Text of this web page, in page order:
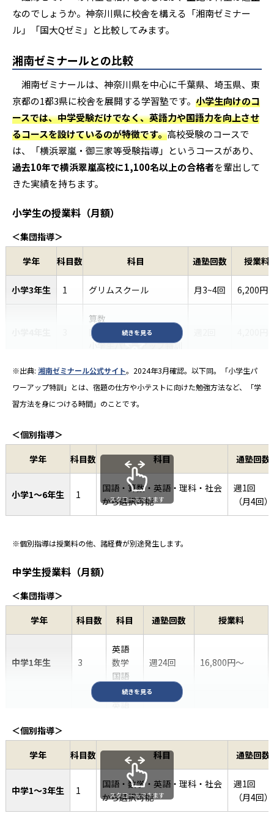
高校1・2年生 1対1リモート50分コース
なのでしょうか。神奈川県に校舎を構える「湘南ゼミナー
ル」「国大Qゼミ」と比較してみます。
湘南ゼミナールとの比較
湘南ゼミナールは、神奈川県を中心に千葉県、埼玉県、東
京都の1都3県に校舎を展開する学習塾です。 小学生向けのコ
ースでは、中学受験だけでなく、英語力や国語力を向上させ
るコースを設けているのが特徴です。高校受験のコースで
は、「横浜翠嵐・御三家等受験指導」というコースがあり、
過去10年で横浜翠嵐高校に1,100名以上の合格者を輩出して
きた実績を持ちます。
小学生の授業料（月額）
続きを見る
＜集団指導＞
学年
科目数 科目 通塾回数 授業料
小学3年生 1 グリムスクール 月3~4回 6,200円
算数
国語
小学生パワーアップ特訓
小学5年生 4
算数
国語
小学生パワーアップ特訓
週2回 9,000円
小学6年生 4
国語/合科目
小学生パワーアップ特訓
週2回 9,900円
※出典: 湘南ゼミナール公式サイト。2024年3月確認。以下同。「小学生パ
ワーアップ特訓」とは、宿題の仕⽅や⼩テストに向けた勉強⽅法など、「学
習⽅法を⾝につける時間」のことです。
＜個別指導＞
学年
科目数 科目 通塾回数
小学1〜6年生 1
国語・算数・英語・理科・社会
から選択可能
週1回
（月4回）
スクロールできます
※個別指導は授業料の他、諸経費が別途発生します。
中学生授業料（月額）
続きを見る
＜集団指導＞
学年
科目数 科目 通塾回数 授業料
中学1年生 3
英語
数学
国語
週24回 16,800円〜
中学2年生
英語
理科
社会
英語
数学
＜個別指導＞
学年
科目数 科目 通塾回数
中学1〜3年生 1
国語・数学・英語・理科・社会
から選択可能
週1回
（月4回）
スクロールできます